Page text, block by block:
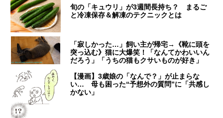
旬の「キュウリ」が3週間長持ち？ まるご
と冷凍保存＆解凍のテクニックとは
「寂しかった…」飼い主が帰宅→《靴に頭を
突っ込む》猫に大爆笑！「なんてかわいいん
だろう」「うちの猫もクサいものが好き」
【漫画】3歳娘の「なんで？」が止まらな
い… 母も困った“予想外の質問”に「共感し
かない」